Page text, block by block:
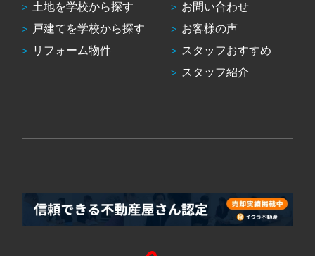
土地を学校から探す
戸建てを学校から探す
リフォーム物件
お問い合わせ
お客様の声
スタッフおすすめ
スタッフ紹介